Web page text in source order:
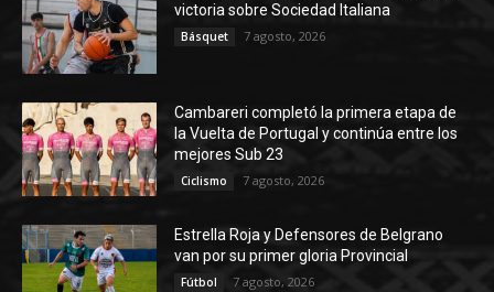
victoria sobre Sociedad Italiana
Básquet 7 agosto, 2026
Cambareri completó la primera etapa de
la Vuelta de Portugal y continúa entre los
mejores Sub 23
Ciclismo 7 agosto, 2026
Estrella Roja y Defensores de Belgrano
van por su primer gloria Provincial
Fútbol 7 agosto, 2026